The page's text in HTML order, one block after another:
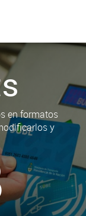
en formatos
y